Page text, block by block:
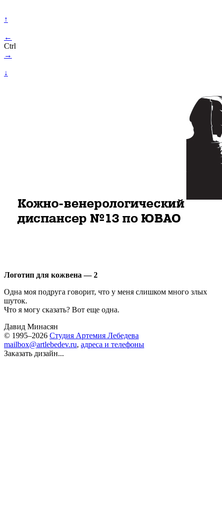
↑
←
Ctrl
→
↓
Логотип для кожвена — 2
Одна моя подруга говорит, что у меня слишком много злых
шуток.
Что я могу сказать? Вот еще одна.
Давид Минасян
© 1995–2026 Студия Артемия Лебедева
mailbox@artlebedev.ru, адреса и телефоны
Заказать дизайн...